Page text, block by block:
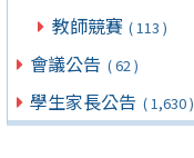
教師競賽 ( 113 )
會議公告 ( 62 )
學生家長公告 ( 1,630 )